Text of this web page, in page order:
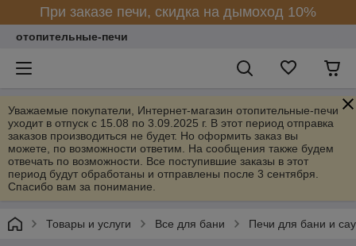
При заказе печи, скидка на дымоход 10%
отопительные-печи
Уважаемые покупатели, Интернет-магазин отопительные-печи
уходит в отпуск с 15.08 по 3.09.2025 г. В этот период отправка
заказов производиться не будет. Но оформить заказ вы
можете, по возможности ответим. На сообщения также будем
отвечать по возможности. Все поступившие заказы в этот
период будут обработаны и отправлены после 3 сентября.
Спасибо вам за понимание.
Товары и услуги Все для бани Печи для бани и